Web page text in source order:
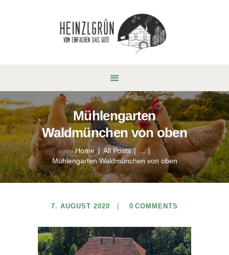
Mühlengarten
Waldmünchen von oben
Home All Posts
...
Mühlengarten Waldmünchen von oben
7. AUGUST 2020 0 COMMENTS